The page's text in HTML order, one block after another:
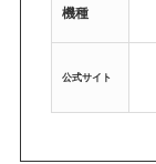
機種
公式サイト